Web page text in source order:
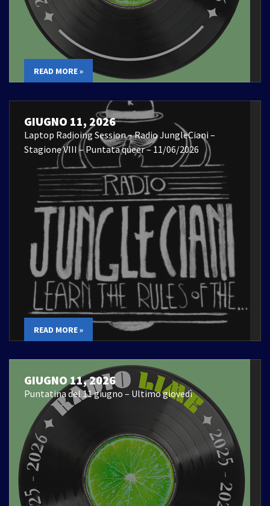
READ MORE »
GIUGNO 11, 2026
Laptop Radioing Session – Radio JungleCiani –
Stagione VIII – Puntata queer – 11/06/2026
READ MORE »
GIUGNO 11, 2026
Puntatina del 11 giugno – Ultimo giovedì